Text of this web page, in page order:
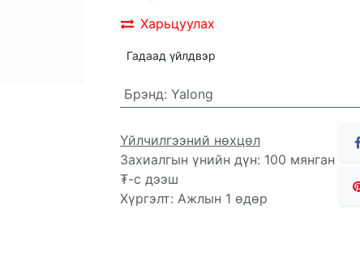
Харьцуулах
Гадаад үйлдвэр
Брэнд: Yalong
Үйлчилгээний нөхцөл
Захиалгын үнийн дүн: 100 мянган
₮-с дээш
Хүргэлт: Ажлын 1 өдөр